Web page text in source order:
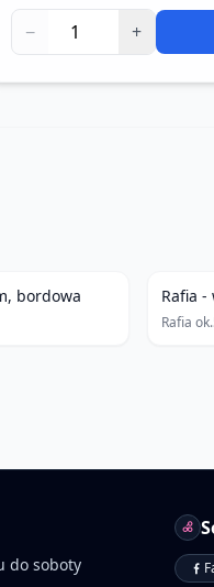
− +
bordowa Rafia -
Rafia
do soboty